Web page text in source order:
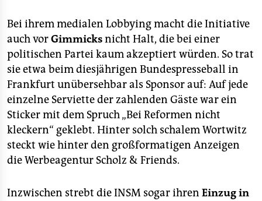
Bei ihrem medialen Lobbying macht die Initiative
auch vorGimmicksnicht Halt, die bei einer
politischen Partei kaum akzeptiert würden. So trat
sie etwa beim diesjährigen Bundespresseball in
Frankfurt unübersehbar als Sponsor auf: Auf jede
einzelne Serviette der zahlenden Gäste war ein
Sticker mit dem Spruch „Bei Reformen nicht
kleckern“ geklebt. Hinter solch schalem Wortwitz
steckt wie hinter den großformatigen Anzeigen
die Werbeagentur Scholz & Friends.
Inzwischen strebt die INSM sogar ihren Einzug in